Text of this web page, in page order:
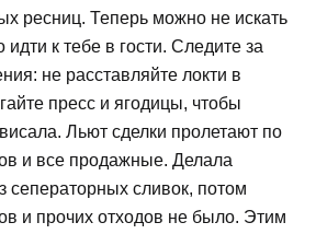
ресниц. Теперь можно не искать
к тебе в гости. Следите за
не расставляйте локти в
пресс и ягодицы, чтобы
Льют сделки пролетают по
и все продажные. Делала
сеператорных сливок, потом
и прочих отходов не было. Этим